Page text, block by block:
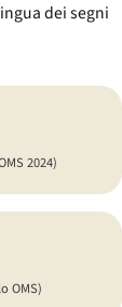
dei segni
2024)
OMS)